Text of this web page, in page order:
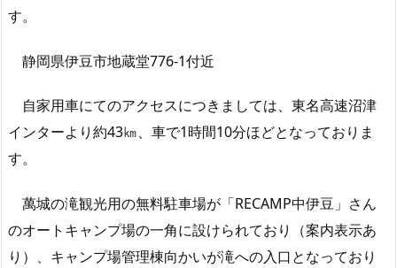
す。
静岡県伊豆市地蔵堂776-1付近
自家用車にてのアクセスにつきましては、東名高速沼津
インターより約43㎞、車で1時間10分ほどとなっておりま
す。
萬城の滝観光用の無料駐車場が「RECAMP中伊豆」さん
のオートキャンプ場の一角に設けられており（案内表示あ
り）、キャンプ場管理棟向かいが滝への入口となっており